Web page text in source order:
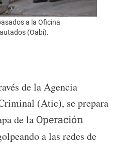
a la Oficina
(Oabi).
de la Agencia
(Atic), se prepara
de laOperación
a las redes de